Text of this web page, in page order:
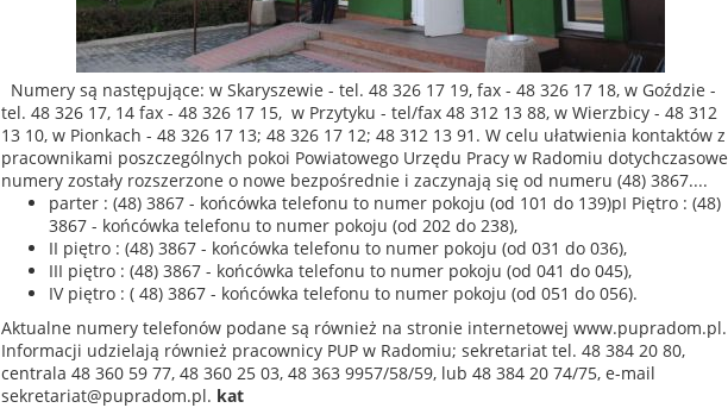
Numery są następujące: w Skaryszewie - tel. 48 326 17 19, fax - 48 326 17 18, w Goździe -
tel. 48 326 17, 14 fax - 48 326 17 15, w Przytyku - tel/fax 48 312 13 88, w Wierzbicy - 48 312
13 10, w Pionkach - 48 326 17 13; 48 326 17 12; 48 312 13 91. W celu ułatwienia kontaktów z
pracownikami poszczególnych pokoi Powiatowego Urzędu Pracy w Radomiu dotychczasowe
numery zostały rozszerzone o nowe bezpośrednie i zaczynają się od numeru (48) 3867....
parter : (48) 3867 - końcówka telefonu to numer pokoju (od 101 do 139)pI Piętro : (48)
3867 - końcówka telefonu to numer pokoju (od 202 do 238),
II piętro : (48) 3867 - końcówka telefonu to numer pokoju (od 031 do 036),
III piętro : (48) 3867 - końcówka telefonu to numer pokoju (od 041 do 045),
IV piętro : ( 48) 3867 - końcówka telefonu to numer pokoju (od 051 do 056).
Aktualne numery telefonów podane są również na stronie internetowej www.pupradom.pl.
Informacji udzielają również pracownicy PUP w Radomiu; sekretariat tel. 48 384 20 80,
centrala 48 360 59 77, 48 360 25 03, 48 363 9957/58/59, lub 48 384 20 74/75, e-mail
sekretariat@pupradom.pl. kat